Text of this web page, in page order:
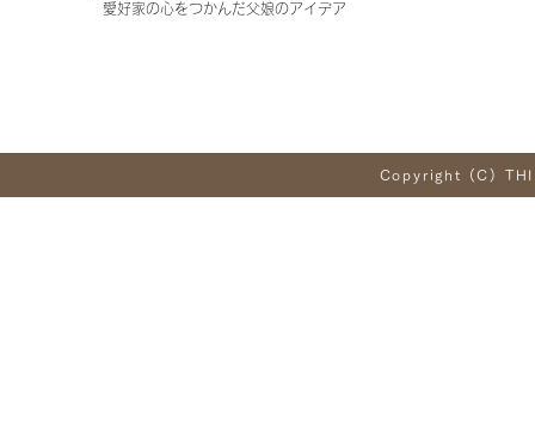
愛好家の心をつかんだ父娘のアイデア
Copyright (C)